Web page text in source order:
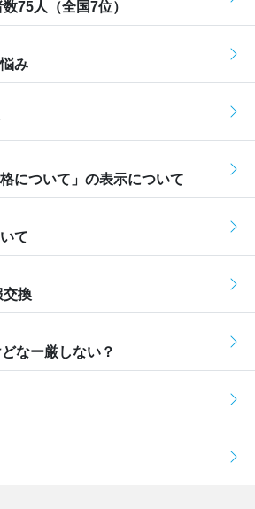
75人（全国7位）
み
について」の表示について
て
交換
なー厳しない？